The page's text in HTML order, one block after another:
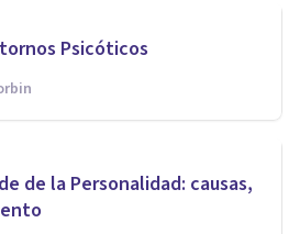
Psicóticos
de la Personalidad: causas,